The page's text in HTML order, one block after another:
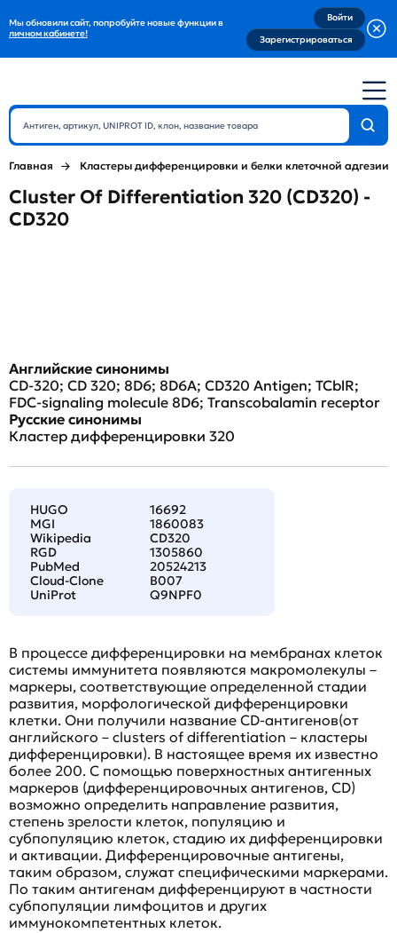
Мы обновили сайт, попробуйте новые функции в
личном кабинете!
Войти
Зарегистрироваться
Главная Кластеры дифференцировки и белки клеточной адгезии
Cluster Of Differentiation 320 (CD320) -
CD320
Английские синонимы
CD-320; CD 320; 8D6; 8D6A; CD320 Antigen; TCblR;
FDC-signaling molecule 8D6; Transcobalamin receptor
Русские синонимы
Кластер дифференцировки 320
HUGO
16692
MGI
1860083
Wikipedia
CD320
RGD
1305860
PubMed
20524213
Cloud-Clone
B007
UniProt
Q9NPF0
В процессе дифференцировки на мембранах клеток
системы иммунитета появляются макромолекулы –
маркеры, соответствующие определенной стадии
развития, морфологической дифференцировки
клетки. Они получили название CD-антигенов(от
английского – clusters of differentiation – кластеры
дифференцировки). В настоящее время их известно
более 200. С помощью поверхностных антигенных
маркеров (дифференцировочных антигенов, CD)
возможно определить направление развития,
степень зрелости клеток, популяцию и
субпопуляцию клеток, стадию их дифференцировки
и активации. Дифференцировочные антигены,
таким образом, служат специфическими маркерами.
По таким антигенам дифференцируют в частности
субпопуляции лимфоцитов и других
иммунокомпетентных клеток.